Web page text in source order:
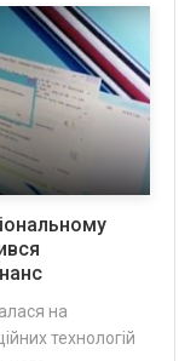
на
технологій